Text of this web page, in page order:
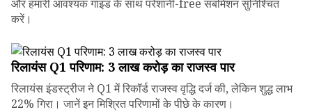
और हमारी आवश्यक गाइड के साथ परेशानी-free सबमिशन सुनिश्चित
करें।
रिलायंस Q1 परिणाम: ₹3 लाख करोड़ का राजस्व पार
रिलायंस इंडस्ट्रीज ने Q1 में रिकॉर्ड राजस्व वृद्धि दर्ज की, लेकिन शुद्ध लाभ
22% गिरा। जानें इन मिश्रित परिणामों के पीछे के कारण।